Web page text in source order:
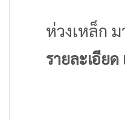
ห่วงเหล็ก
รายละเอีย